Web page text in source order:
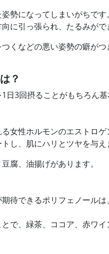
勢になってしまいがちです。
に引っ張られ、たるみがで
くなどの悪い姿勢の癖が
？
3回摂ることがもちろん
女性ホルモンのエストロゲ
し、肌にハリとツヤを与え
腐、油揚げがあります。
待できるポリフェノール
で、緑茶、ココア、赤ワイ